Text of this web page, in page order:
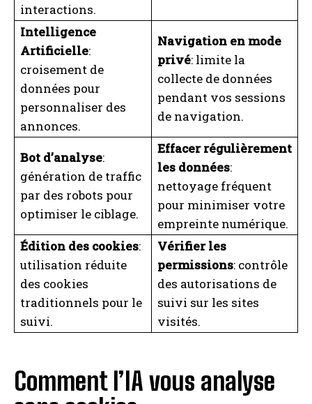
interactions.
Intelligence
Artificielle:
croisement de
données pour
personnaliser des
annonces.
Navigation en mode
privé: limite la
collecte de données
pendant vos sessions
de navigation.
Bot d’analyse:
génération de traffic
par des robots pour
optimiser le ciblage.
Effacer régulièrement
les données:
nettoyage fréquent
pour minimiser votre
empreinte numérique.
Édition des cookies:
utilisation réduite
des cookies
traditionnels pour le
suivi.
Vérifier les
permissions: contrôle
des autorisations de
suivi sur les sites
visités.
Comment l’IA vous analyse